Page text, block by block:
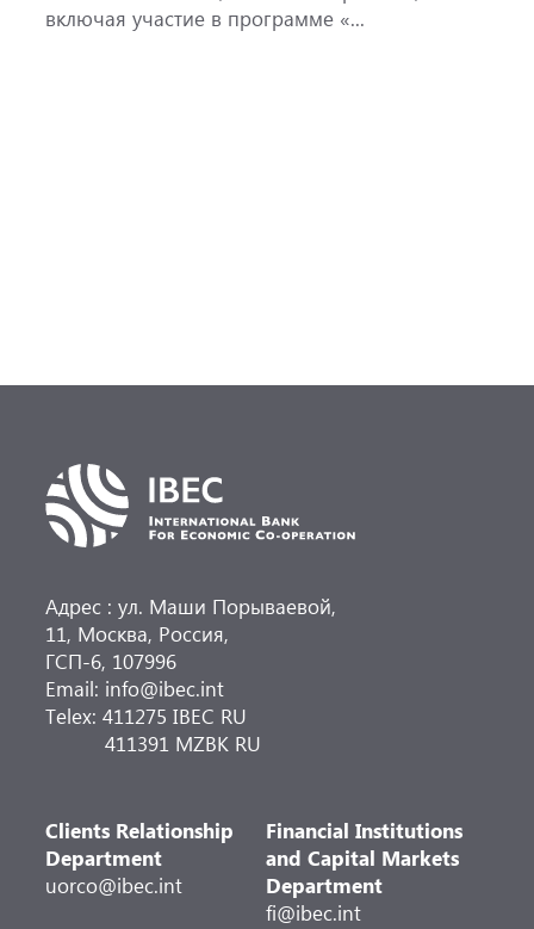
включая участие в программе «...
Адрес : ул. Маши Порываевой,
11, Москва, Россия,
ГСП-6, 107996
Email: info@ibec.int
Telex: 411275 IBEC RU
411391 MZBK RU
Clients Relationship
Department
uorco@ibec.int
Financial Institutions
and Capital Markets
Department
fi@ibec.int